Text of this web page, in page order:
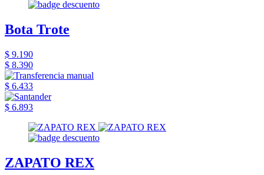
Bota Trote
$ 9.190
$ 8.390
$ 6.433
$ 6.893
ZAPATO REX